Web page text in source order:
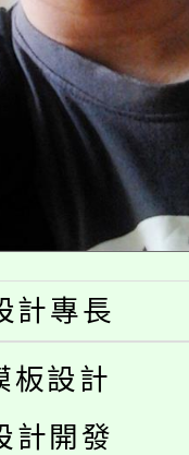
計專長
設計
計開發